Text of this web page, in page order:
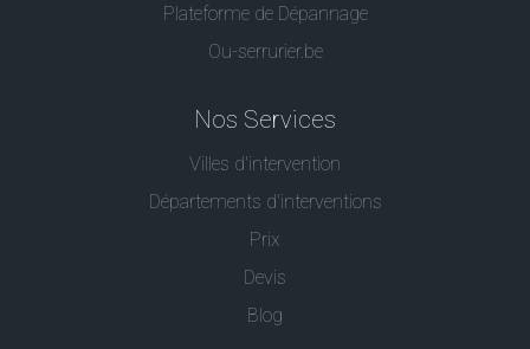
Plateforme de Dépannage
Ou-serrurier.be
Nos Services
Villes d'intervention
Départements d'interventions
Prix
Devis
Blog